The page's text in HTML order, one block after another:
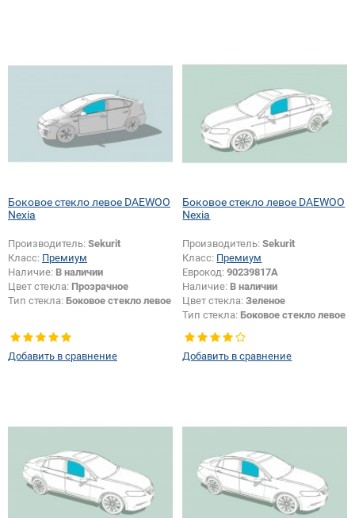
Боковое стекло левое DAEWOO
Nexia
Производитель: Sekurit
Класс: Премиум
Наличие: В наличии
Цвет стекла: Прозрачное
Тип стекла: Боковое стекло левое
Добавить в сравнение
Боковое стекло левое DAEWOO
Nexia
Производитель:Sekurit
Класс: Премиум
Еврокод:90239817A
Наличие: В наличии
Цвет стекла:Зеленое
Тип стекла: Боковое стекло левое
Добавить в сравнение